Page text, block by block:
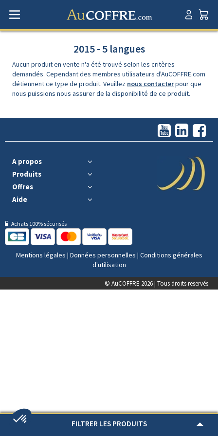
FILTRER LES PRODUITS
2015 - 5 langues
Aucun produit en vente n'a été trouvé selon les critères
demandés. Cependant des membres utilisateurs d'AuCOFFRE.com
détiennent ce type de produit. Veuillez nous contacterpour que
nous puissions nous assurer de la disponibilité de ce produit.
A propos
Produits
Offres
Aide
Achats 100% sécurisés
Mentions légales | Données personnelles | Conditions générales
d'utilisation
© AuCOFFRE 2026 | Tous droits reservés